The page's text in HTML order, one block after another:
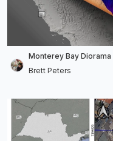
Monterey Bay Diorama
Brett Peters